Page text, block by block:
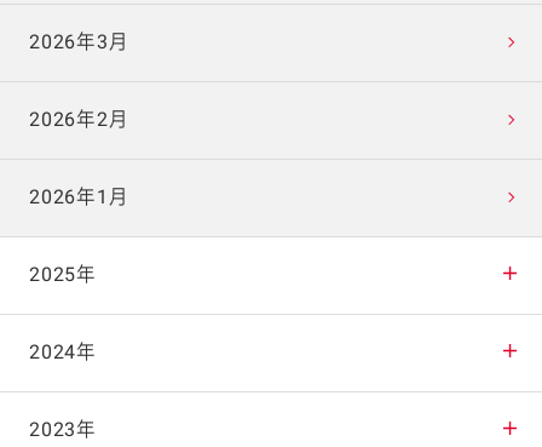
2026年3月
2026年2月
2026年1月
2025年
2025年12月
2025年11月
2024年
2024年12月
2023年